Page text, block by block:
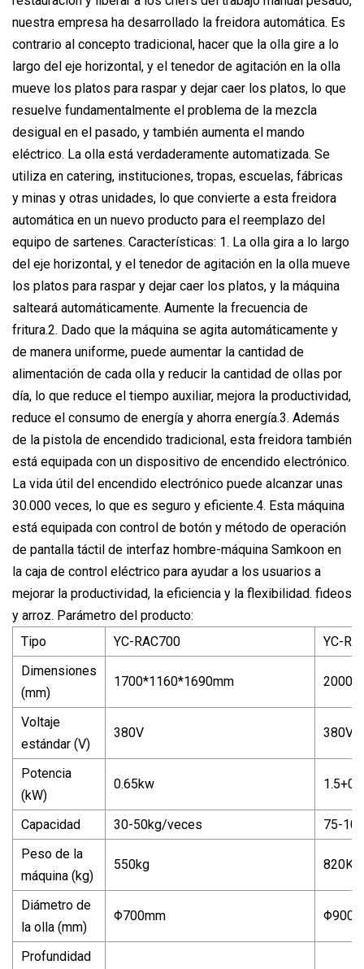
nuestra empresa ha desarrollado la freidora automática. Es
contrario al concepto tradicional, hacer que la olla gire a lo
largo del eje horizontal, y el tenedor de agitación en la olla
mueve los platos para raspar y dejar caer los platos, lo que
resuelve fundamentalmente el problema de la mezcla
desigual en el pasado, y también aumenta el mando
eléctrico. La olla está verdaderamente automatizada. Se
utiliza en catering, instituciones, tropas, escuelas, fábricas
y minas y otras unidades, lo que convierte a esta freidora
automática en un nuevo producto para el reemplazo del
equipo de sartenes. Características: 1. La olla gira a lo largo
del eje horizontal, y el tenedor de agitación en la olla mueve
los platos para raspar y dejar caer los platos, y la máquina
salteará automáticamente. Aumente la frecuencia de
fritura.2. Dado que la máquina se agita automáticamente y
de manera uniforme, puede aumentar la cantidad de
alimentación de cada olla y reducir la cantidad de ollas por
día, lo que reduce el tiempo auxiliar, mejora la productividad,
reduce el consumo de energía y ahorra energía.3. Además
de la pistola de encendido tradicional, esta freidora también
está equipada con un dispositivo de encendido electrónico.
La vida útil del encendido electrónico puede alcanzar unas
30.000 veces, lo que es seguro y eficiente.4. Esta máquina
está equipada con control de botón y método de operación
de pantalla táctil de interfaz hombre-máquina Samkoon en
la caja de control eléctrico para ayudar a los usuarios a
mejorar la productividad, la eficiencia y la flexibilidad. fideos
y arroz. Parámetro del producto:
Tipo
YC-RAC700
YC-
Dimensiones
(mm)
1700*1160*1690mm
Voltaje
estándar (V)
380V 380V
Potencia
(kW)
0.65kw
Capacidad 30-50kg/veces
75-
Peso de la
máquina (kg)
550kg 820KG
Diámetro de
la olla (mm)
Φ700mm
Profundidad